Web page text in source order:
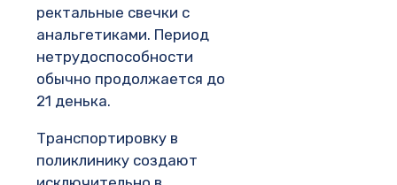
ректальные свечки с
анальгетиками. Период
нетрудоспособности
обычно продолжается до
21 денька.
Транспортировку в
поликлинику создают